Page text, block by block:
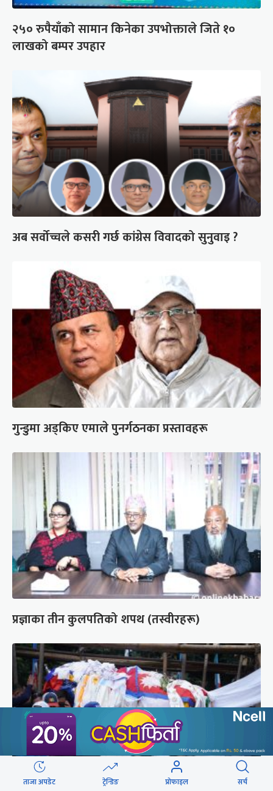
२५० रुपैयाँको सामान किनेका उपभोक्ताले जिते १०
लाखको बम्पर उपहार
अब सर्वोच्चले कसरी गर्छ कांग्रेस विवादको सुनुवाइ ?
गुन्डुमा अड्किए एमाले पुनर्गठनका प्रस्तावहरू
प्रज्ञाका तीन कुलपतिको शपथ (तस्वीरहरू)
ताजा अपडेट ट्रेन्डिङ प्रोफाइल सर्च